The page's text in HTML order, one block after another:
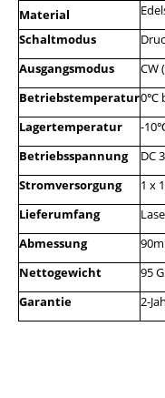
Material
Schaltmodus
Ausgangsmodus
CW
Betriebstemperatur0℃
Lagertemperatur -10
Betriebsspannung
DC
Stromversorgung
1 x
Lieferumfang
Abmessung
Nettogewicht
95
Garantie
2-